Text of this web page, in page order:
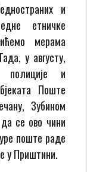
и
етничке
мерама
у августу,
полиције и
Поште
Зубином
се ово чини
поште раде
у Приштини.